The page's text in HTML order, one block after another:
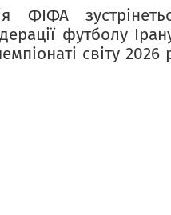
ФІФА
футболу
світу